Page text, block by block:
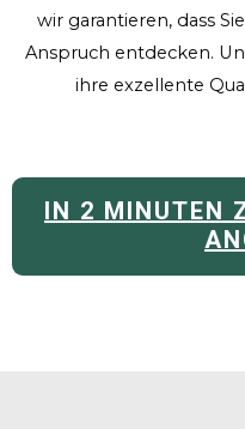
wir garantieren, dass
Anspruch entdecken.
ihre exzellente
IN 2 MINUTEN